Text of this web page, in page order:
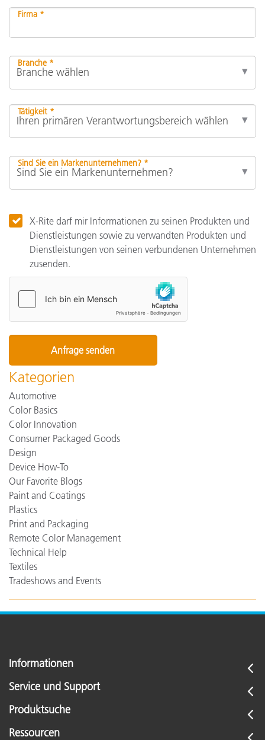
Firma *
Branche *
Tätigkeit *
Sind Sie ein Markenunternehmen? *
X-Rite darf mir Informationen zu seinen Produkten und
Dienstleistungen sowie zu verwandten Produkten und
Dienstleistungen von seinen verbundenen Unternehmen
zusenden.
Kategorien
Automotive
Color Basics
Color Innovation
Consumer Packaged Goods
Design
Device How-To
Our Favorite Blogs
Paint and Coatings
Plastics
Print and Packaging
Remote Color Management
Technical Help
Textiles
Tradeshows and Events
Informationen
Service und Support
Produktsuche
Ressourcen